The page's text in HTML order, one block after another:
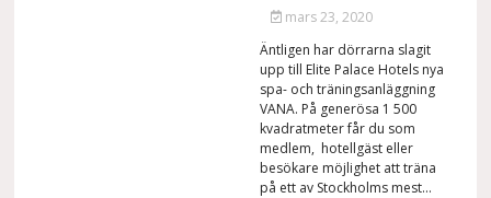
mars 23, 2020
Äntligen har dörrarna slagit
upp till Elite Palace Hotels nya
spa- och träningsanläggning
VANA. På generösa 1 500
kvadratmeter får du som
medlem, hotellgäst eller
besökare möjlighet att träna
på ett av Stockholms mest...